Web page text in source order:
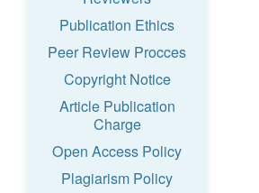
Publication Ethics
Peer Review Procces
Copyright Notice
Article Publication
Charge
Open Access Policy
Plagiarism Policy